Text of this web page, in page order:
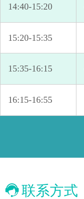
14:40-15:20
15:20-15:35
15:35-16:15
16:15-16:55
联系方式